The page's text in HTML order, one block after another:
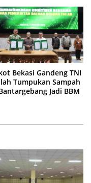
Bekasi Gandeng TNI
Tumpukan Sampah
Jadi BBM